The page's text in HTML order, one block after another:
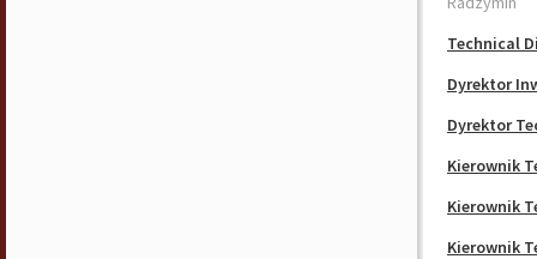
Technical
Dyrektor
Dyrektor
Kierownik
Kierownik
Kierownik